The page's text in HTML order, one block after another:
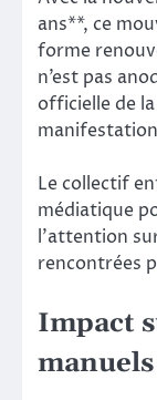
ans**, ce
forme
n’est pas
officielle de
Le collectif
médiatique
l’attention
rencontrées
Impact
manuels